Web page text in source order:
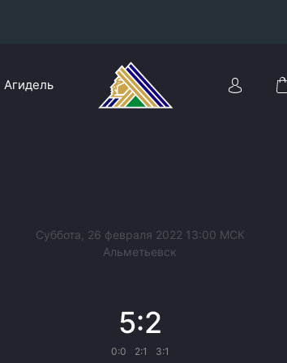
«Восток»
Агидель
Суббота, 26 февраля 2022 13:00 МСК
Альметьевск
5:2
0:0 2:1 3:1